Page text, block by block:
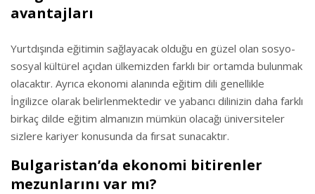
avantajları
Yurtdışında eğitimin sağlayacak olduğu en güzel olan sosyo-
sosyal kültürel açıdan ülkemizden farklı bir ortamda bulunmak
olacaktır. Ayrıca ekonomi alanında eğitim dili genellikle
İngilizce olarak belirlenmektedir ve yabancı dilinizin daha farklı
birkaç dilde eğitim almanızın mümkün olacağı üniversiteler
sizlere kariyer konusunda da fırsat sunacaktır.
Bulgaristan’da ekonomi bitirenler
mezunlarını var mı?